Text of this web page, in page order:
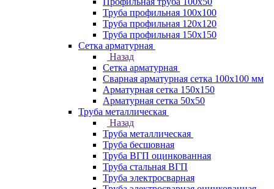
Труба профильная 100х100
Труба профильная 120х120
Труба профильная 150х150
Сетка арматурная
Назад
Сетка арматурная
Сварная арматурная сетка 100х100 мм
Арматурная сетка 150х150
Арматурная сетка 50х50
Труба металлическая
Назад
Труба металлическая
Труба бесшовная
Труба ВГП оцинкованная
Труба стальная ВГП
Труба электросварная